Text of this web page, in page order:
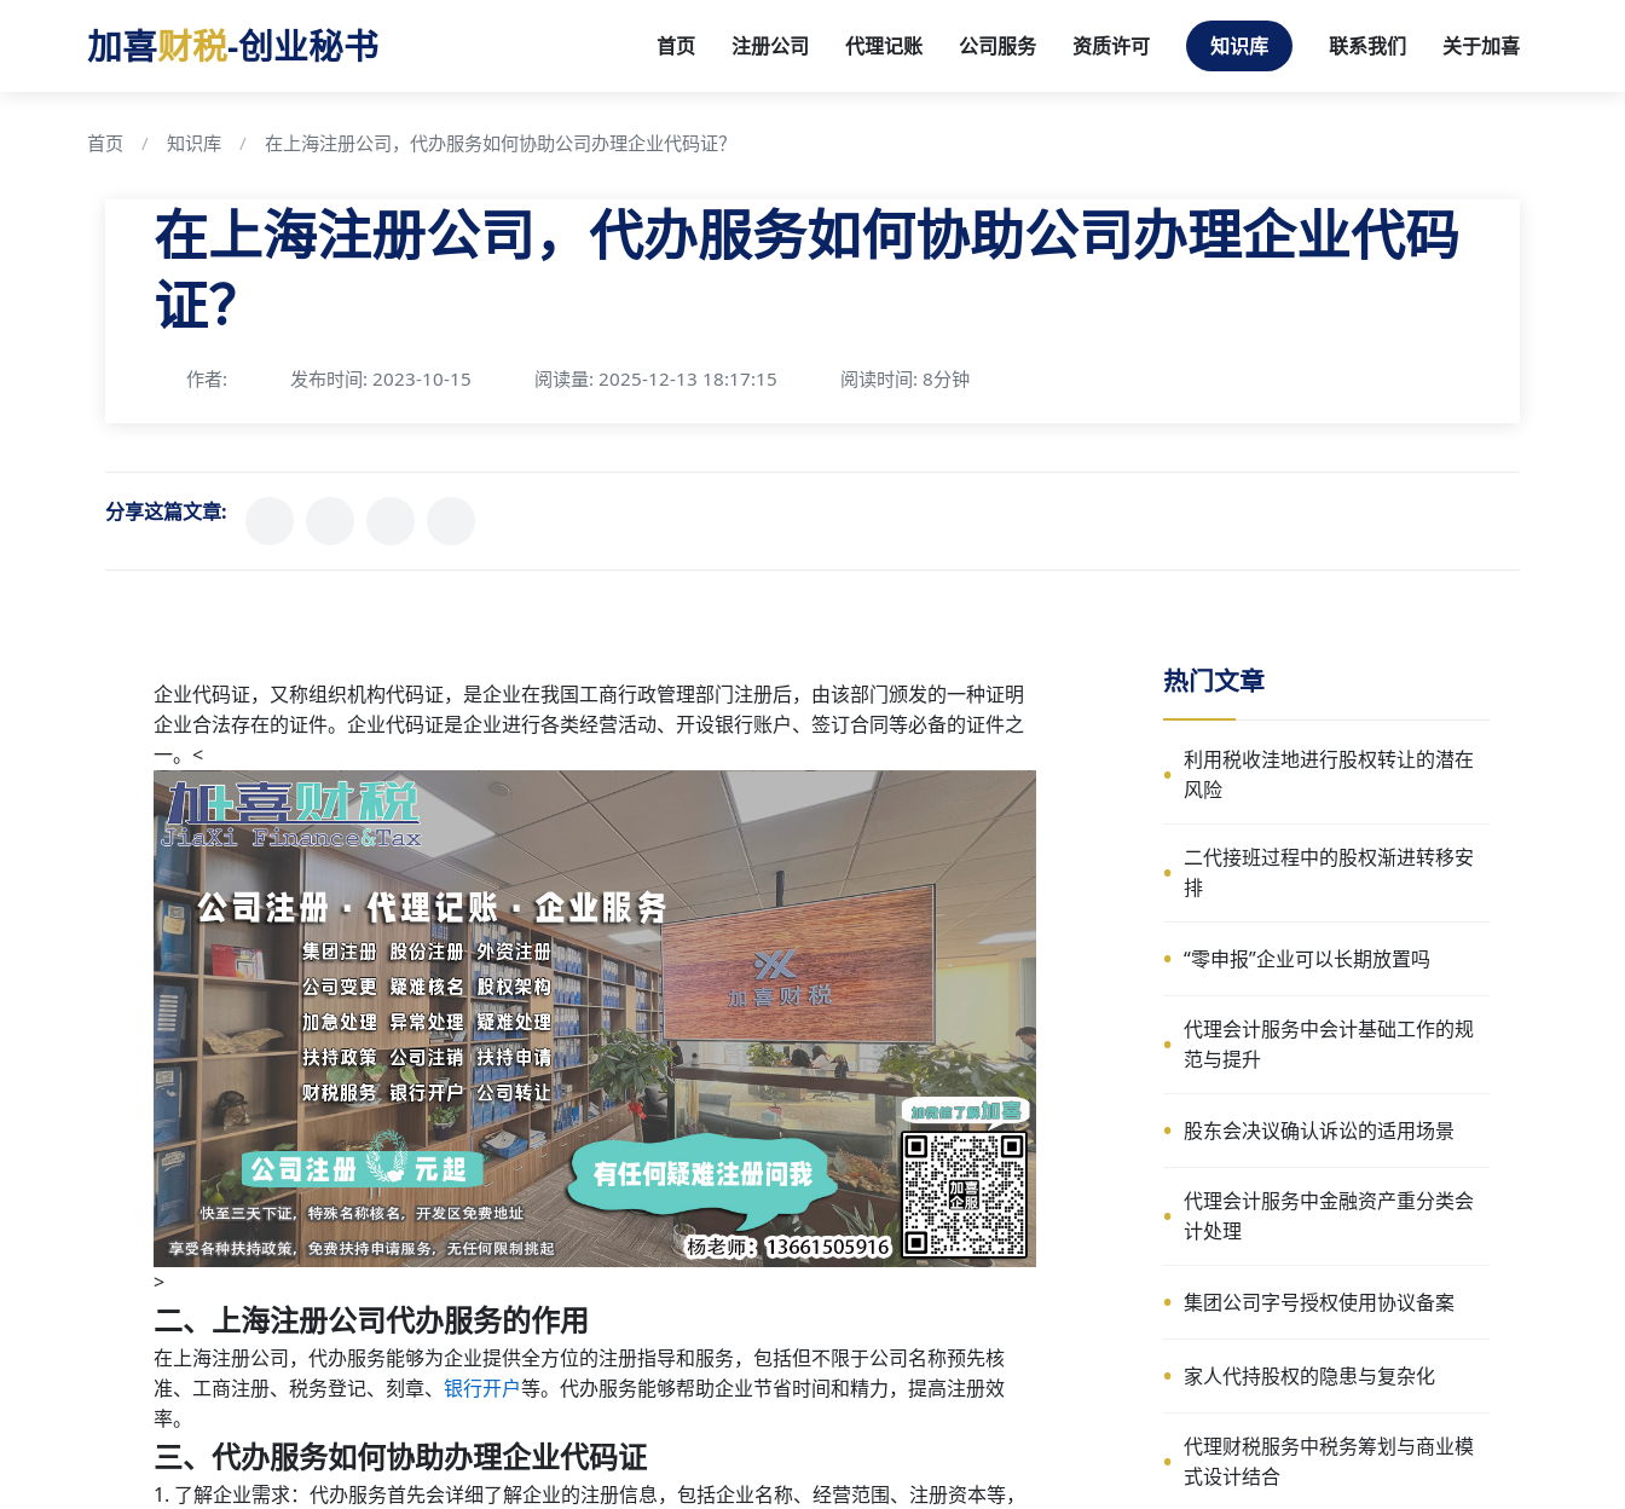
加喜财税-创业秘书 首页 注册公司 代理记账 公司服务 资质许可 知识库 联系我们 关于加喜
首页 知识库 在上海注册公司，代办服务如何协助公司办理企业代码证？
在上海注册公司，代办服务如何协助公司办理企业代码
证？
作者: 发布时间: 2023-10-15 阅读量: 2025-12-13 18:17:15 阅读时间: 8分钟
分享这篇文章:
企业代码证，又称组织机构代码证，是企业在我国工商行政管理部门注册后，由该部门颁发的一种证明
企业合法存在的证件。企业代码证是企业进行各类经营活动、开设银行账户、签订合同等必备的证件之
一。<
>
二、上海注册公司代办服务的作用
在上海注册公司，代办服务能够为企业提供全方位的注册指导和服务，包括但不限于公司名称预先核
准、工商注册、税务登记、刻章、 银行开户等。代办服务能够帮助企业节省时间和精力，提高注册效
率。
三、代办服务如何协助办理企业代码证
1. 了解企业需求：代办服务首先会详细了解企业的注册信息，包括企业名称、经营范围、注册资本等，
热门文章
利用税收洼地进行股权转让的潜在
风险
二代接班过程中的股权渐进转移安
排
“零申报”企业可以长期放置吗
代理会计服务中会计基础工作的规
范与提升
股东会决议确认诉讼的适用场景
代理会计服务中金融资产重分类会
计处理
集团公司字号授权使用协议备案
家人代持股权的隐患与复杂化
代理财税服务中税务筹划与商业模
式设计结合